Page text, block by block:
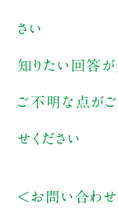
さい
知りたい回答が
ご不明な点がご
せください
＜お問い合わ